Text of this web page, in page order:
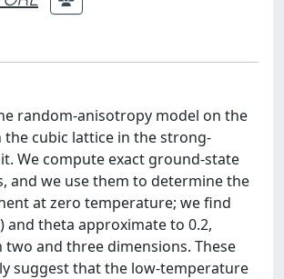
random-anisotropy model on the
the cubic lattice in the strong-
We compute exact ground-state
and we use them to determine the
at zero temperature; we find
and theta approximate to 0.2,
two and three dimensions. These
suggest that the low-temperature